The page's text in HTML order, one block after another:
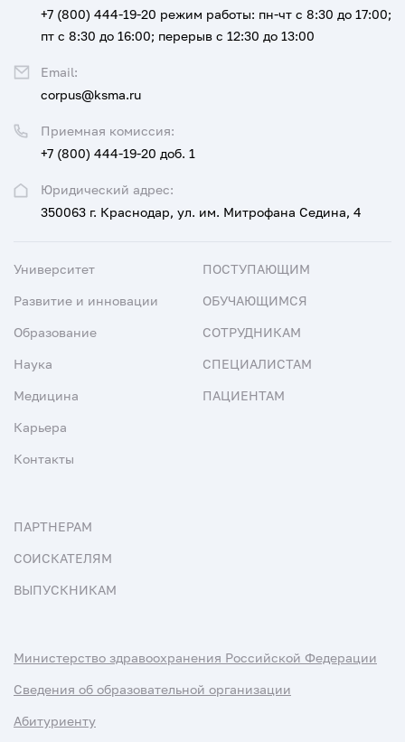
Юридический адрес:
350063 г. Краснодар, ул. им. Митрофана Седина, 4
Приемная комиссия:
+7 (800) 444-19-20 доб. 1
+7 (800) 444-19-20 режим работы: пн-чт с 8:30 до 17:00;
пт с 8:30 до 16:00; перерыв с 12:30 до 13:00
Email:
corpus@ksma.ru
Университет
Развитие и инновации
Образование
Наука
Медицина
Карьера
Контакты
ПОСТУПАЮЩИМ
ОБУЧАЮЩИМСЯ
СОТРУДНИКАМ
СПЕЦИАЛИСТАМ
ПАЦИЕНТАМ
ПАРТНЕРАМ
СОИСКАТЕЛЯМ
ВЫПУСКНИКАМ
Министерство здравоохранения Российской Федерации
Сведения об образовательной организации
Абитуриенту